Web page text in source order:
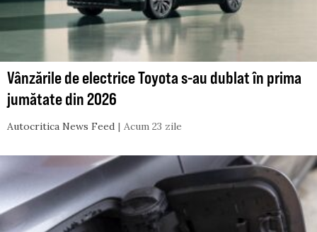
Vânzările de electrice Toyota s-au dublat în prima
jumătate din 2026
Autocritica News Feed Acum 23 zile